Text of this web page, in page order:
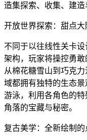
造集探索、收集、建造
开放世界探索：甜点
不同于以往线性关卡
架构，玩家将操控勇敢
从棉花糖雪山到巧克
域都拥有独特的生态景
游泳，利用各角色的
角落的宝藏与秘密。
复古美学：全新绘制